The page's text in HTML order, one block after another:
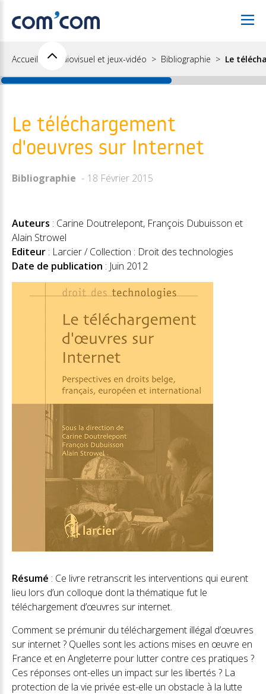
Accueil Audiovisuel et jeux-vidéo Bibliographie Le
Le téléchargement
d'oeuvres sur Internet
Bibliographie 18 Février 2015
Auteurs : Carine Doutrelepont, François Dubuisson et
Alain Strowel
Editeur : Larcier / Collection : Droit des technologies
Date de publication : Juin 2012
Résumé : Ce livre retranscrit les interventions qui eurent
lieu lors d’un colloque dont la thématique fut le
téléchargement d’œuvres sur internet.
Comment se prémunir du téléchargement illégal d’œuvres
sur internet ? Quelles sont les actions mises en œuvre en
France et en Angleterre pour lutter contre ces pratiques ?
Ces réponses ont-elles un impact sur les libertés ? La
protection de la vie privée est-elle un obstacle à la lutte